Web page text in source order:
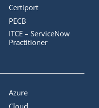
Certiport
PECB
ITCE – ServiceNow
Practitioner
Azure